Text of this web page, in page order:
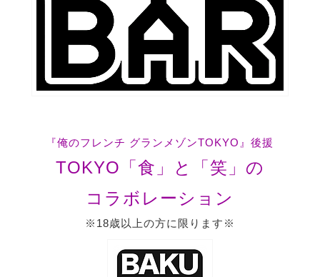
『俺のフレンチ グランメゾンTOKYO』後援
TOKYO「食」と「笑」の
コラボレーション
※18歳以上の方に限ります※